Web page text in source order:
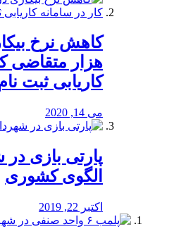
هزار متقاضی
کاریابی ثبت
می 14, 2020
پارتی بازی
الگوی کشوری
اکتبر 22, 2019